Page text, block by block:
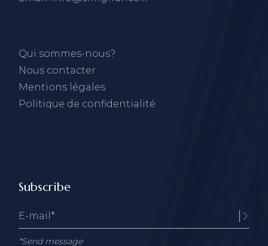
Qui sommes-nous?
Nous contacter
Mentions légales
Politique de confidentialité
Subscribe
*Send message